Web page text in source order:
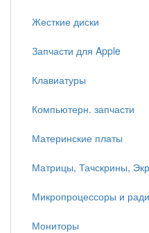
Жесткие диски
Запчасти для Apple
Клавиатуры
Компьютерн. запчасти
Материнские платы
Матрицы, Тачскрины,
Микропроцессоры и
Мониторы